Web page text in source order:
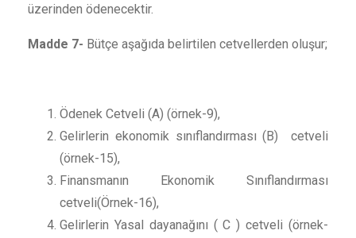
üzerinden ödenecektir.
Madde 7- Bütçe aşağıda belirtilen cetvellerden oluşur;
Ödenek Cetveli (A) (örnek-9),
Gelirlerin ekonomik sınıflandırması (B) cetveli
(örnek-15),
Finansmanın Ekonomik Sınıflandırması
cetveli(Örnek-16),
Gelirlerin Yasal dayanağını ( C ) cetveli (örnek-